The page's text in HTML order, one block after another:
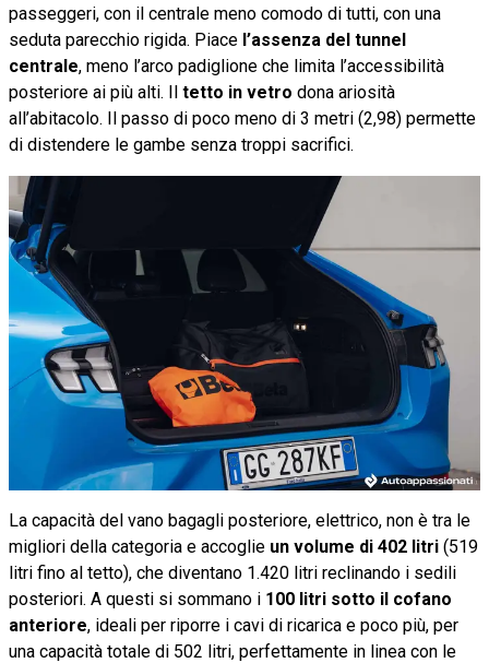
passeggeri, con il centrale meno comodo di tutti, con una
seduta parecchio rigida. Piace l’assenza del tunnel
centrale, meno l’arco padiglione che limita l’accessibilità
posteriore ai più alti. Il tetto in vetro dona ariosità
all’abitacolo. Il passo di poco meno di 3 metri (2,98) permette
di distendere le gambe senza troppi sacrifici.
La capacità del vano bagagli posteriore, elettrico, non è tra le
migliori della categoria e accoglie un volume di 402 litri (519
litri fino al tetto), che diventano 1.420 litri reclinando i sedili
posteriori. A questi si sommano i 100 litri sotto il cofano
anteriore, ideali per riporre i cavi di ricarica e poco più, per
una capacità totale di 502 litri, perfettamente in linea con le